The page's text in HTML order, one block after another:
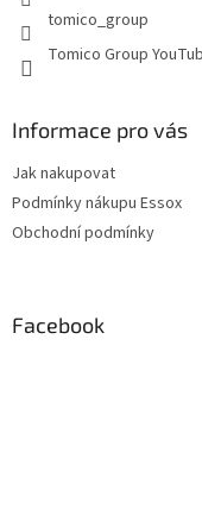
tomico_group
Tomico Group
Informace pro vás
Jak nakupovat
Podmínky nákupu Essox
Obchodní podmínky
Facebook